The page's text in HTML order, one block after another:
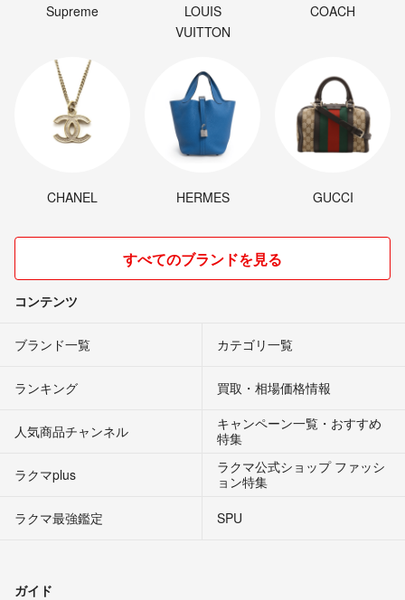
Supreme
LOUIS
VUITTON
COACH
CHANEL HERMES GUCCI
すべてのブランドを見る
コンテンツ
ブランド一覧 カテゴリ一覧
ランキング 買取・相場価格情報
人気商品チャンネル
キャンペーン一覧・おすすめ
特集
ラクマplus
ラクマ公式ショップ ファッシ
ョン特集
ラクマ最強鑑定
SPU
ガイド